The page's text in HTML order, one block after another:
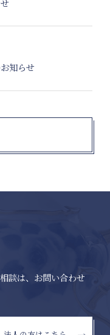
知らせ
談は、お問い合わせ